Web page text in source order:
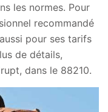
les normes. Pour
recommandé
pour ses tarifs
de détails,
dans le 88210.